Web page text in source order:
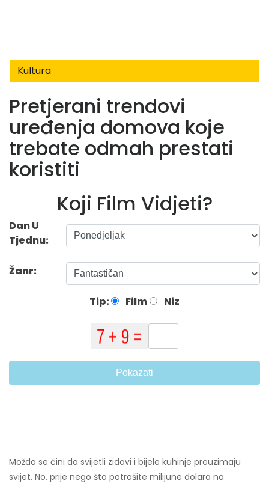
Kultura
Pretjerani trendovi
uređenja domova koje
trebate odmah prestati
koristiti
Koji Film Vidjeti?
Dan U
Tjednu:
Žanr:
Tip: Film Niz
Pokazati
Možda se čini da svijetli zidovi i bijele kuhinje preuzimaju
svijet. No, prije nego što potrošite milijune dolara na